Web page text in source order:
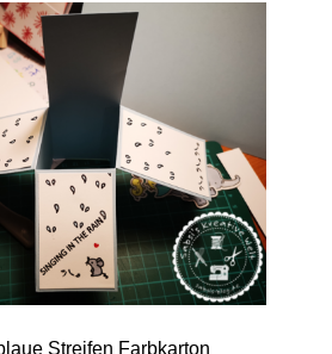
Streifen Farbkarton